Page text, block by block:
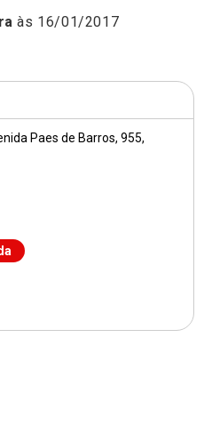
Paes de Barros, 955,
às 16/01/2017